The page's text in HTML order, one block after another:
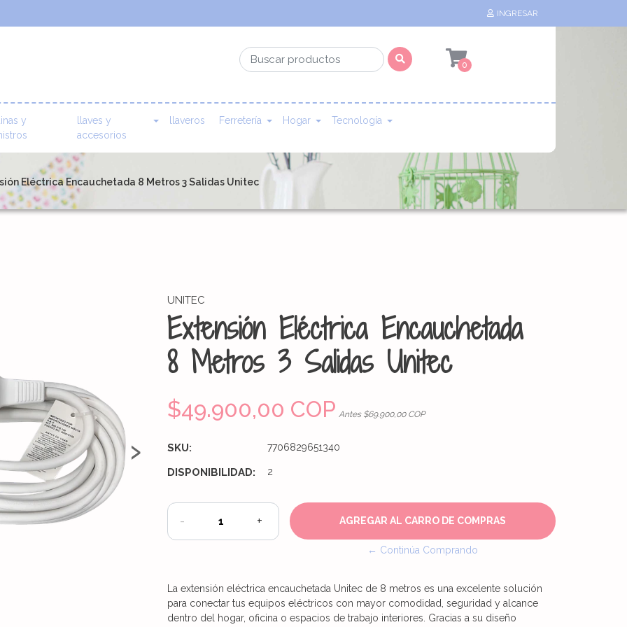
INGRESAR
0
y
llaves y
accesorios
llaveros Ferretería Hogar Tecnología
Eléctrica Encauchetada 8 Metros 3 Salidas Unitec
›
UNITEC
Extensión Eléctrica Encauchetada
8 Metros 3 Salidas Unitec
$49.900,00 COP Antes $69.900,00 COP
SKU: 7706829651340
DISPONIBILIDAD: 2
- +
← Continúa Comprando
La extensión eléctrica encauchetada Unitec de 8 metros es una excelente solución
para conectar tus equipos eléctricos con mayor comodidad, seguridad y alcance
dentro del hogar, oficina o espacios de trabajo interiores. Gracias a su diseño